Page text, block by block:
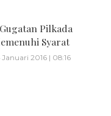
Pilkada
Syarat
Januari 2016 | 08:16